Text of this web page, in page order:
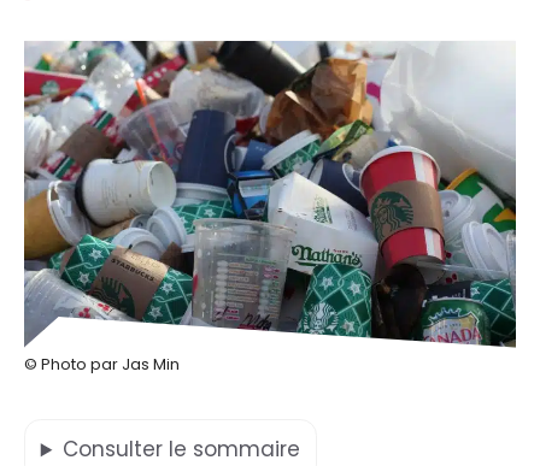
© Photo par Jas Min
Consulter le sommaire